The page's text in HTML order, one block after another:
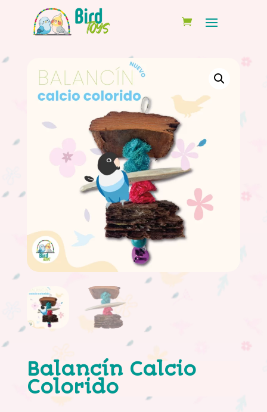
Balancín Calcio
Colorido